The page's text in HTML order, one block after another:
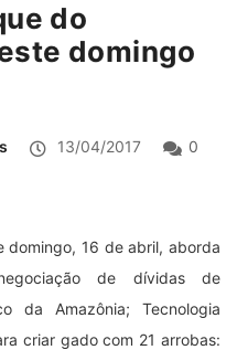
do
domingo
13/04/2017 0
domingo, 16 de abril, aborda
de dívidas de
da Amazônia; Tecnologia
criar gado com 21 arrobas: